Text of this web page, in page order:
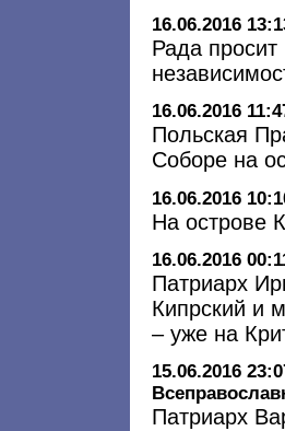
16.06.2016
Рада просит
16.06.2016
Польская
Соборе на
16.06.2016
На острове
16.06.2016
Патриарх
Кипрский и
– уже на
15.06.2016
Патриарх